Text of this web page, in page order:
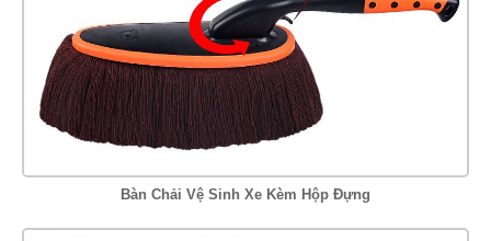
Bàn Chải Vệ Sinh Xe Kèm Hộp Đựng